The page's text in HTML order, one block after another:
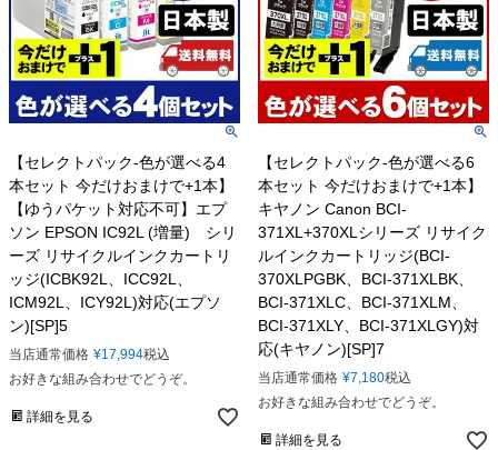
【セレクトパック-色が選べる4
本セット 今だけおまけで+1本】
【ゆうパケット対応不可】エプ
ソン EPSON IC92L (増量) シリ
ーズ リサイクルインクカートリ
ッジ(ICBK92L、ICC92L、
ICM92L、ICY92L)対応(エプソ
ン)[SP]5
当店通常価格 ¥17,994税込
お好きな組み合わせでどうぞ。
詳細を見る
【セレクトパック-色が選べる6
本セット 今だけおまけで+1本】
キヤノン Canon BCI-
371XL+370XLシリーズ リサイク
ルインクカートリッジ(BCI-
370XLPGBK、BCI-371XLBK、
BCI-371XLC、BCI-371XLM、
BCI-371XLY、BCI-371XLGY)対
応(キヤノン)[SP]7
当店通常価格 ¥7,180税込
お好きな組み合わせでどうぞ。
詳細を見る